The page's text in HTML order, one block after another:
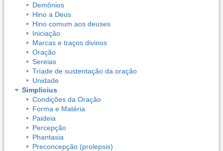
Demônios
Hino a Deus
Hino comum aos deuses
Iniciação
Marcas e traços divinos
Oração
Sereias
Tríade de sustentação da oração
Unidade
Simplicius
Condições da Oração
Forma e Matéria
Paideia
Percepção
Phantasia
Preconcepção (prolepsis)